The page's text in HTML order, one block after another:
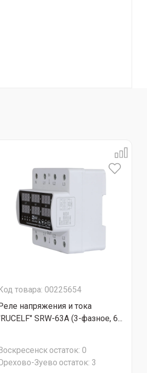
товара: 00225654
напряжения и тока
SRW-63A (3-фазное, 6...
остаток: 0
Зуево остаток: 3